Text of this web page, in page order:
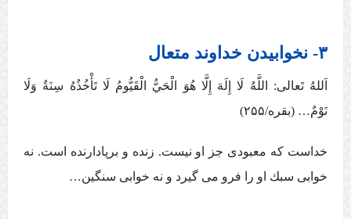
۳- نخوابیدن خداوند متعال
اَللهُ تَعالی:‏ اللَّهُ لَا إِلَهَ إِلَّا هُوَ الْحَيُّ الْقَيُّومُ لَا تَأْخُذُهُ سِنَةٌ وَلَا
نَوْمٌ… (بقره/۲۵۵)
خداست كه معبودی جز او نيست. زنده و برپادارنده است. نه
خوابی سبك او را فرو می‏ گيرد و نه خوابی سنگین…